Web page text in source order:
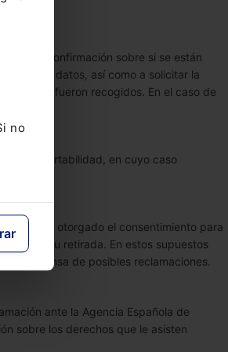
no
confirmación sobre si se están
a sus datos, así como a solicitar la
los que fueron recogidos. En el caso de
o su portabilidad, en cuyo caso
usted ha otorgado el consentimiento para
a su retirada. En estos supuestos
la defensa de posibles reclamaciones.
ante la Agencia Española de
sobre los derechos que le asisten